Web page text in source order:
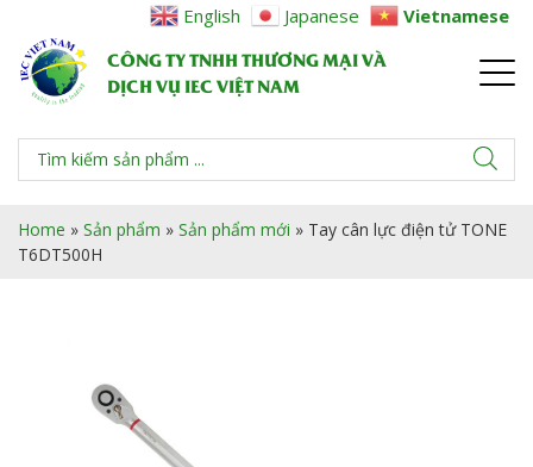
CÔNG TY TNHH THƯƠNG MẠI VÀ
DỊCH VỤ IEC VIỆT NAM
Home » Sản phẩm » Sản phẩm mới » Tay cân lực điện tử TONE
T6DT500H
English Japanese Vietnamese